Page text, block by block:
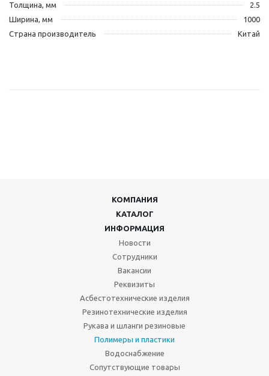
Толщина, мм
2.5
Ширина, мм
1000
Страна производитель
Китай
КОМПАНИЯ
КАТАЛОГ
ИНФОРМАЦИЯ
Новости
Сотрудники
Вакансии
Реквизиты
Асбестотехнические изделия
Резинотехнические изделия
Рукава и шланги резиновые
Полимеры и пластики
Водоснабжение
Сопутствующие товары